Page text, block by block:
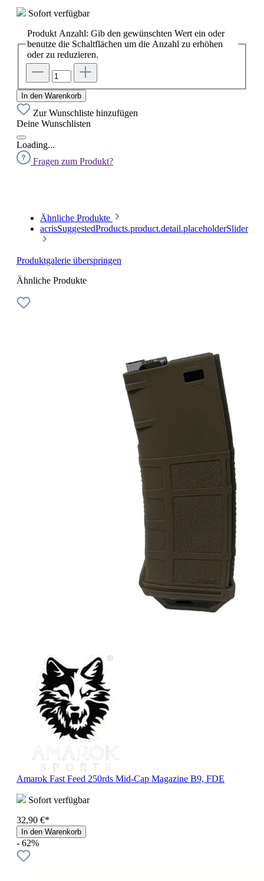
Sofort verfügbar
Produkt Anzahl: Gib den gewünschten Wert ein oder
benutze die Schaltflächen um die Anzahl zu erhöhen
oder zu reduzieren.
In den Warenkorb
Zur Wunschliste hinzufügen
Deine Wunschlisten
Loading...
Fragen zum Produkt?
Ähnliche Produkte
acrisSuggestedProducts.product.detail.placeholderSlider
Produktgalerie überspringen
Ähnliche Produkte
Amarok Fast Feed 250rds Mid-Cap Magazine B9, FDE
Sofort verfügbar
32,90 €*
In den Warenkorb
- 62%